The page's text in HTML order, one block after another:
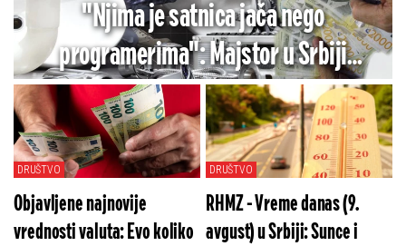
"Njima je satnica jača nego
programerima": Majstor u Srbiji
zaradio 1.000 evra za dva dana,
računica vlasnika izazvala šok
DRUŠTVO
Objavljene najnovije
vrednosti valuta: Evo koliko
DRUŠTVO
RHMZ - Vreme danas (9.
avgust) u Srbiji: Sunce i